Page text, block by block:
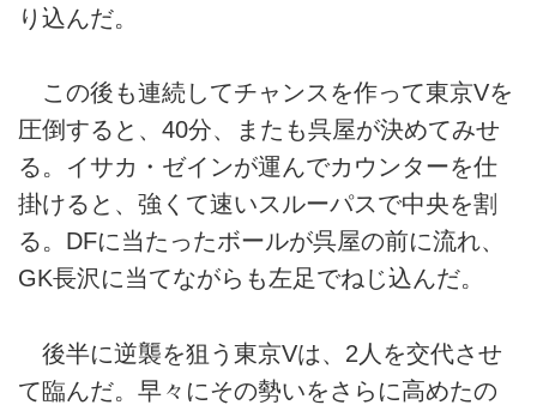
り込んだ。
この後も連続してチャンスを作って東京Vを
圧倒すると、40分、またも呉屋が決めてみせ
る。イサカ・ゼインが運んでカウンターを仕
掛けると、強くて速いスルーパスで中央を割
る。DFに当たったボールが呉屋の前に流れ、
GK長沢に当てながらも左足でねじ込んだ。
後半に逆襲を狙う東京Vは、2人を交代させ
て臨んだ。早々にその勢いをさらに高めたの